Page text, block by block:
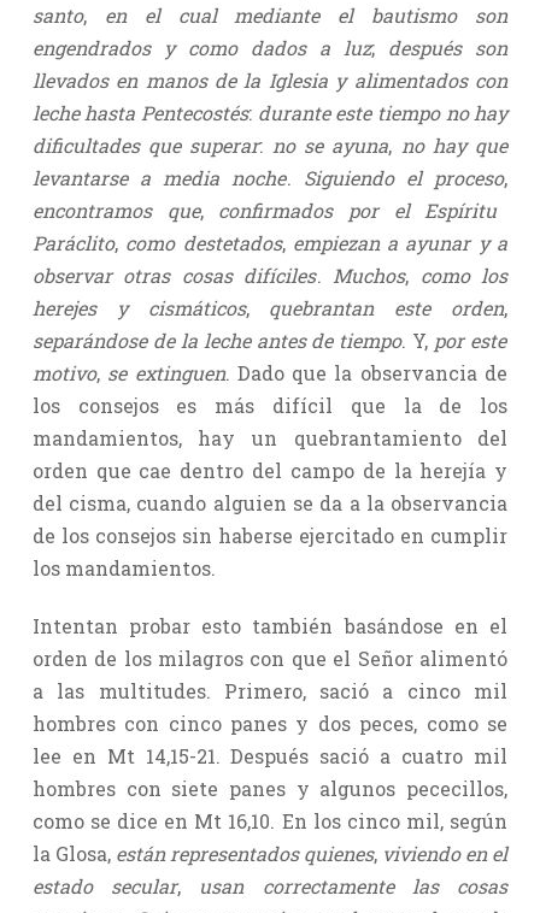
santo,en el cual mediante el bautismo son
engendrados y como dados a luz; después son
llevados en manos de la Iglesia y alimentados con
leche hasta Pentecostés: durante este tiempo no hay
dificultades que superar: no se ayuna, no hay que
levantarse a media noche. Siguiendo el proceso,
encontramos que,confirmados por el Espíritu
Paráclito,como destetados,empiezan a ayunar y a
observar otras cosas difíciles. Muchos, como los
herejes y cismáticos,quebrantan este orden,
separándose de la leche antes de tiempo. Y, por este
motivo,se extinguen. Dado que la observancia de
los consejos es más difícil que la de los
mandamientos, hay un quebrantamiento del
orden que cae dentro del campo de la herejía y
del cisma, cuando alguien se da a la observancia
de los consejos sin haberse ejercitado en cumplir
los mandamientos.
Intentan probar esto también basándose en el
orden de los milagros con que el Señor alimentó
a las multitudes. Primero, sació a cinco mil
hombres con cinco panes y dos peces, como se
lee en Mt 14,15-21. Después sació a cuatro mil
hombres con siete panes y algunos pececillos,
como se dice en Mt 16,10. En los cinco mil, según
la Glosa, están representados quienes, viviendo en el
estado secular, usan correctamente las cosas